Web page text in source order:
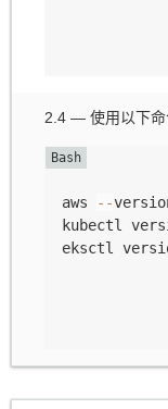
2.4 — 使用以下命
aws --
kubectl